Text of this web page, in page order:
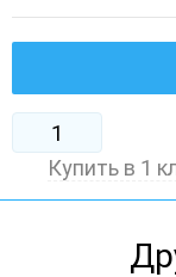
Купить в 1